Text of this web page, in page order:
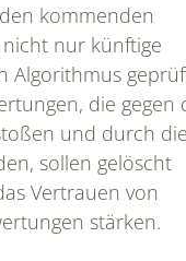
kommenden
nur künftige
Algorithmus
die gegen
und durch
sollen gelöscht
Vertrauen von
stärken.